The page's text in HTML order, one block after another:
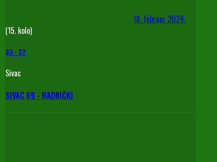
18. februar 2024.
(15. kolo)
33 - 27
Sivac
SIVAC 69 - RADNIČKI